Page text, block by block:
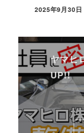
2025年9月30日
ヤマヒ
UP!!